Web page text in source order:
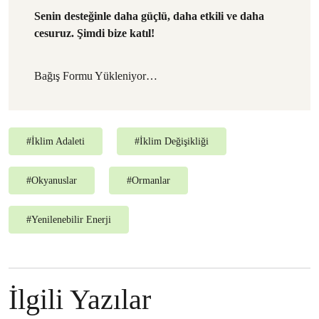
Senin desteğinle daha güçlü, daha etkili ve daha
cesuruz. Şimdi bize katıl!
Bağış Formu Yükleniyor…
#İklim Adaleti #İklim Değişikliği
#Okyanuslar #Ormanlar
#Yenilenebilir Enerji
İlgili Yazılar